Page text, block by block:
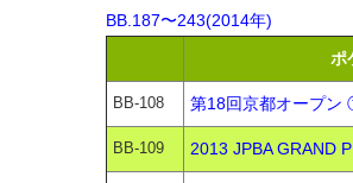
BB.187〜243(2014年)
ポ
BB-108 第18回京都オープン
BB-109 2013 JPBA GRAND